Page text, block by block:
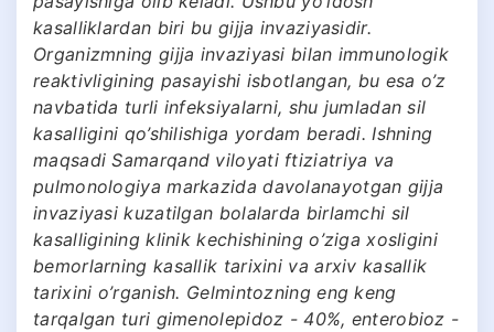
kasalliklardan biri bu gijja invaziyasidir.
Organizmning gijja invaziyasi bilan immunologik
reaktivligining pasayishi isbotlangan, bu esa o’z
navbatida turli infeksiyalarni, shu jumladan sil
kasalligini qo’shilishiga yordam beradi. Ishning
maqsadi Samarqand viloyati ftiziatriya va
pulmonologiya markazida davolanayotgan gijja
invaziyasi kuzatilgan bolalarda birlamchi sil
kasalligining klinik kechishining o’ziga xosligini
bemorlarning kasallik tarixini va arxiv kasallik
tarixini o’rganish. Gelmintozning eng keng
tarqalgan turi gimenolepidoz - 40%, enterobioz -